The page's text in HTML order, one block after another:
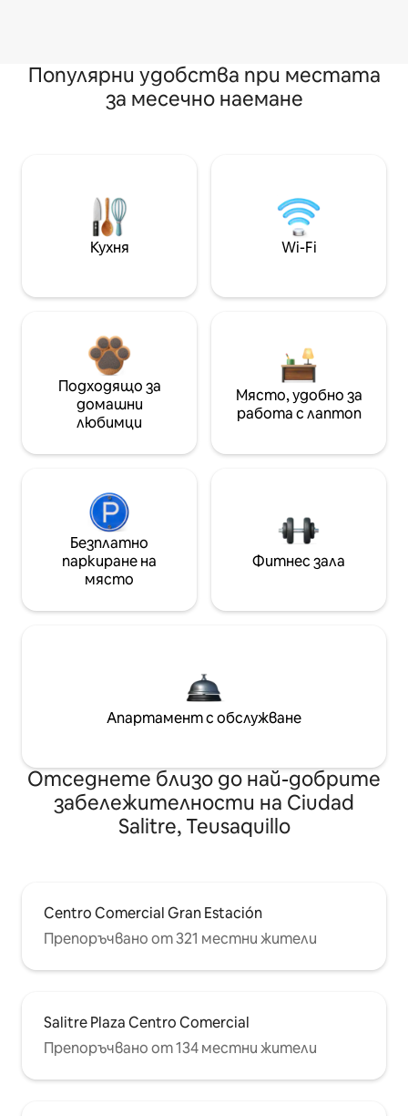
Популярни удобства при местата
за месечно наемане
Кухня Wi-Fi
Подходящо за
домашни
любимци
Място, удобно за
работа с лаптоп
Безплатно
паркиране на
място
Фитнес зала
Апартамент с обслужване
Отседнете близо до най-добрите
забележителности на Ciudad
Salitre, Teusaquillo
Centro Comercial Gran Estación
Препоръчвано от 321 местни жители
Salitre Plaza Centro Comercial
Препоръчвано от 134 местни жители